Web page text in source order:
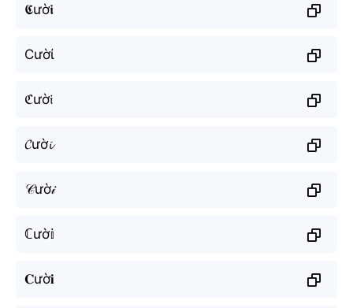
𝕮ườ𝖎
Cườί
ℭườ𝔦
𝓒ườ𝓲
𝒞ườ𝒾
ℂườ𝕚
𝐂ườ𝐢